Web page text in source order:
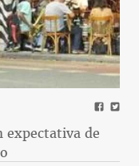
expectativa de